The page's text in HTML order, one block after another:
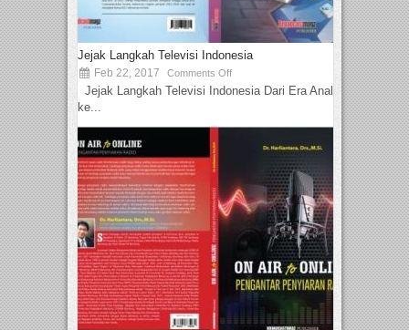
Jejak Langkah Televisi Indonesia
Feb 22, 2017 Comments Off
Jejak Langkah Televisi Indonesia Dari Era Analog
ke...